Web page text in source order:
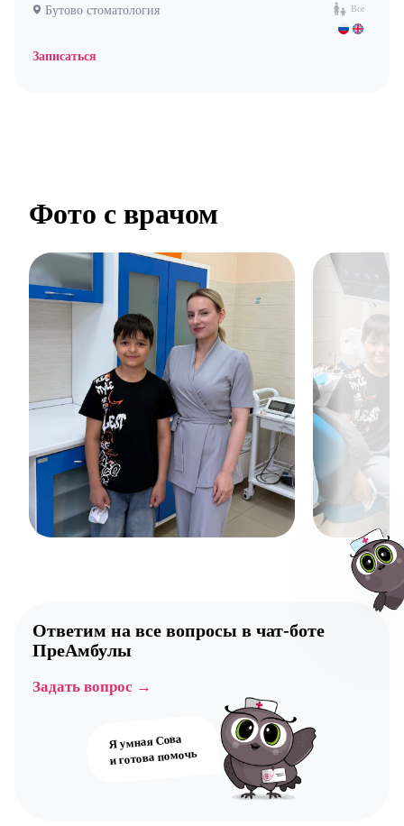
Все
Бутово стоматология
Записаться
Фото с врачом
Ответим на все вопросы в чат-боте
ПреАмбулы
Задать вопрос →
Я умная Сова
и готова помочь